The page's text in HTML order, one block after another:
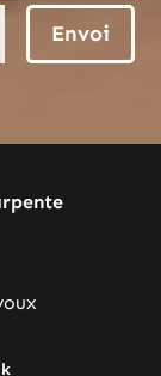
Envoi